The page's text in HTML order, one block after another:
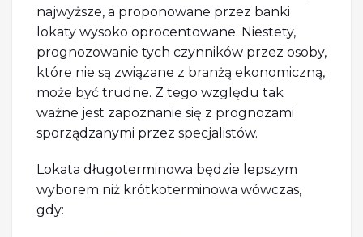
najwyższe, a proponowane przez banki
lokaty wysoko oprocentowane. Niestety,
prognozowanie tych czynników przez osoby,
które nie są związane z branżą ekonomiczną,
może być trudne. Z tego względu tak
ważne jest zapoznanie się z prognozami
sporządzanymi przez specjalistów.
Lokata długoterminowa będzie lepszym
wyborem niż krótkoterminowa wówczas,
gdy: